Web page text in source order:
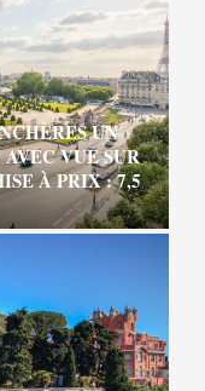
UN
VUE SUR
À PRIX : 7,5